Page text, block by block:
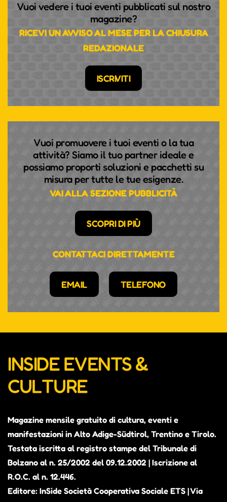
Vuoi vedere i tuoi eventi pubblicati sul nostro
magazine?
RICEVI UN AVVISO AL MESE PER LA CHIUSURA
REDAZIONALE
ISCRIVITI
Vuoi promuovere i tuoi eventi o la tua
attività? Siamo il tuo partner ideale e
possiamo proporti soluzioni e pacchetti su
misura per tutte le tue esigenze.
VAI ALLA SEZIONE PUBBLICITÀ
SCOPRI DI PIÙ
CONTATTACI DIRETTAMENTE
EMAIL TELEFONO
INSIDE EVENTS &
CULTURE
Magazine mensile gratuito di cultura, eventi e
manifestazioni in Alto Adige-Südtirol, Trentino e Tirolo.
Testata iscritta al registro stampe del Tribunale di
Bolzano al n. 25/2002 del 09.12.2002 | Iscrizione al
R.O.C. al n. 12.446.
Editore: InSide Società Cooperativa Sociale ETS | Via